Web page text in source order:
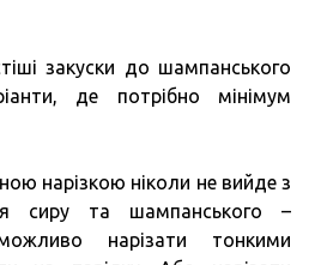
закуски до шампанського
де потрібно мінімум
нарізкою ніколи не вийде з
сиру та шампанського –
нарізати тонкими